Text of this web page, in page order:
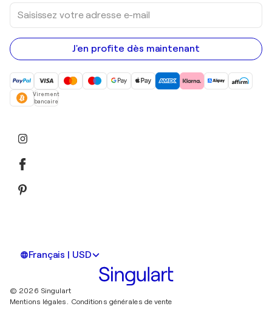
Saisissez
votre
adresse
e-
mail
J'en profite dès maintenant
Virement
bancaire
Français | USD
© 2026 Singulart
Mentions légales.
Conditions générales de vente